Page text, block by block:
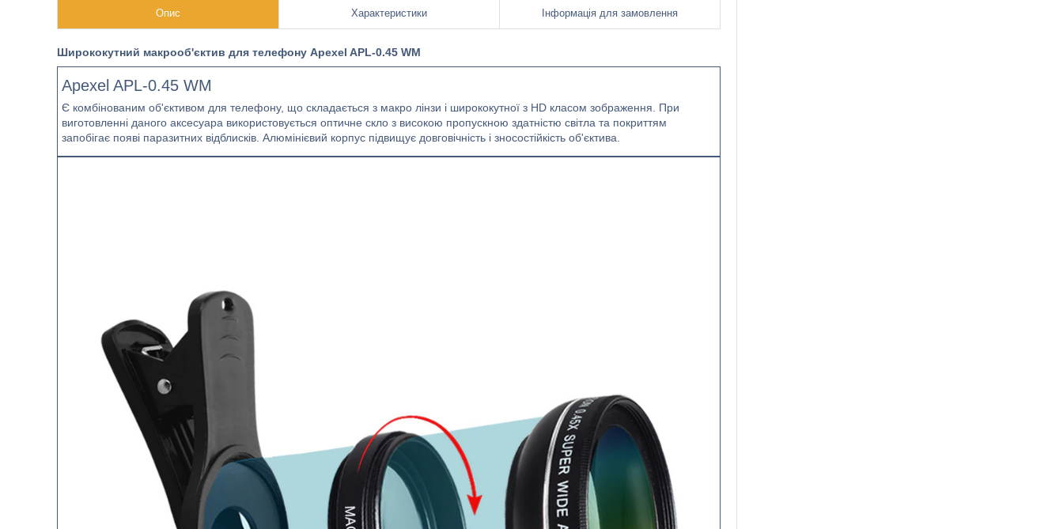
Опис Характеристики Інформація для замовлення
Ширококутний макрооб'єктив для телефону Apexel APL-0.45 WM
Apexel APL-0.45 WM
Є комбінованим об'єктивом для телефону, що складається з макро лінзи і ширококутної з HD класом зображення. При
виготовленні даного аксесуара використовується оптичне скло з високою пропускною здатністю світла та покриттям
запобігає появі паразитних відблисків. Алюмінієвий корпус підвищує довговічність і зносостійкість об'єктива.